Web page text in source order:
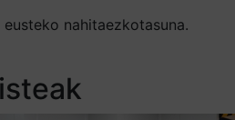
nahitaezkotasuna.